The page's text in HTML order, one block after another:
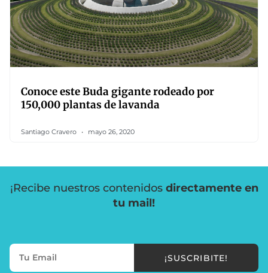
Conoce este Buda gigante rodeado por
150,000 plantas de lavanda
Santiago Cravero mayo 26, 2020
¡Recibe nuestros contenidos directamente en
tu mail!
¡SUSCRIBITE!